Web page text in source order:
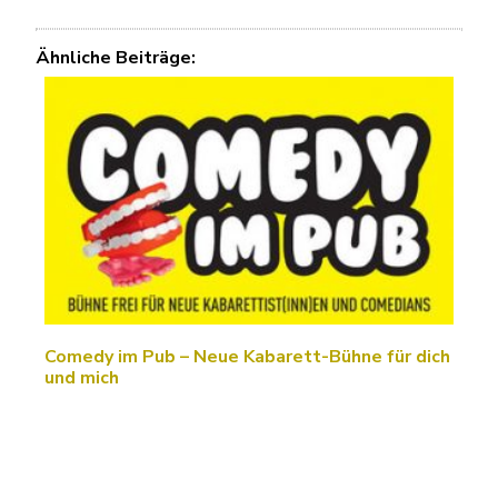
Ähnliche Beiträge:
Comedy im Pub – Neue Kabarett-Bühne für dich
und mich